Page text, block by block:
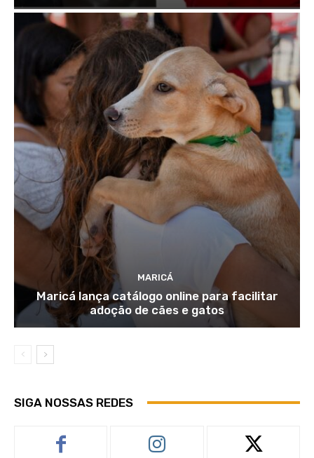
MARICÁ
Maricá lança catálogo online para facilitar
adoção de cães e gatos
SIGA NOSSAS REDES